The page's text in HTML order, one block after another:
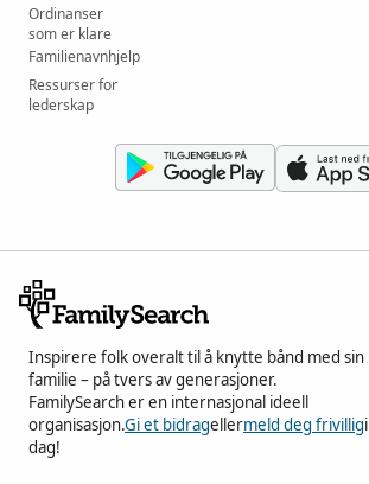
Ordinanser
som er klare
Familienavnhjelp
Ressurser for
lederskap
Inspirere folk overalt til å knytte bånd med sin
familie – på tvers av generasjoner.
FamilySearch er en internasjonal ideell
organisasjon.Gi et bidragellermeld deg frivilligi
dag!